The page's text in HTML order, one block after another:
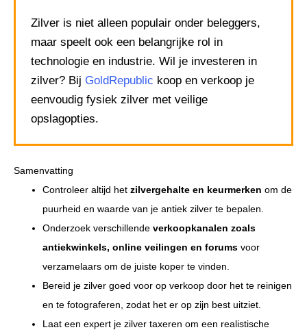
Zilver is niet alleen populair onder beleggers,
maar speelt ook een belangrijke rol in
technologie en industrie. Wil je investeren in
zilver? Bij GoldRepublic koop en verkoop je
eenvoudig fysiek zilver met veilige
opslagopties.
Samenvatting
Controleer altijd het zilvergehalte en keurmerken om de
puurheid en waarde van je antiek zilver te bepalen.
Onderzoek verschillende verkoopkanalen zoals
antiekwinkels, online veilingen en forums voor
verzamelaars om de juiste koper te vinden.
Bereid je zilver goed voor op verkoop door het te reinigen
en te fotograferen, zodat het er op zijn best uitziet.
Laat een expert je zilver taxeren om een realistische